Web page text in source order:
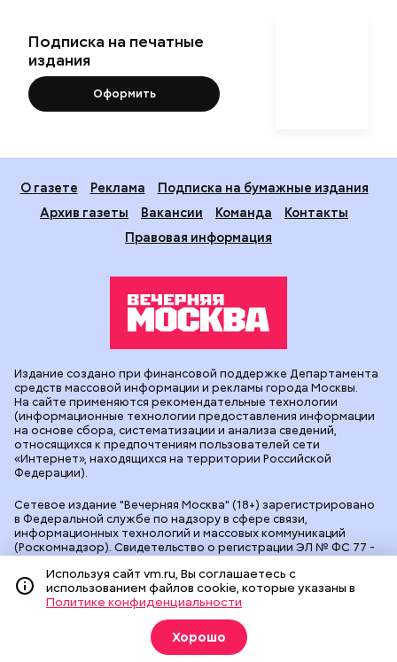
Подписка на печатные
издания
Оформить
О газете Реклама
Подписка на бумажные издания
Архив газеты
Вакансии Команда
Контакты
Правовая информация
Сетевое издание "Вечерняя Москва" (18+) зарегистрировано
в Федеральной службе по надзору в сфере связи,
информационных технологий и массовых коммуникаций
(Роскомнадзор). Свидетельство о регистрации ЭЛ № ФС 77 -
"Вечерняя Москва". Главный редакторvm.ru: Александр
Геннадьевич Глуходедов. Адрес редакции: 127015, г.Москва,
Бумажный пр-д, д. 14, стр. 2. Телефон:+7(499)557-04-24
. Почта для связи с редакцией сайта:
Издание создано при финансовой поддержке Департамента
средств массовой информации и рекламы города Москвы.
На сайте применяются рекомендательные технологии
(информационные технологии предоставления информации
на основе сбора, систематизации и анализа сведений,
относящихся к предпочтениям пользователей сети
«Интернет», находящихся на территории Российской
Федерации).
Используя сайт vm.ru, Вы соглашаетесь с
использованием файлов cookie, которые указаны в
Политике конфиденциальности
Хорошо